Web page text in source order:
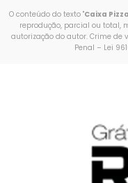
O conteúdo do texto "Caixa
reprodução, parcial ou total,
autorização do autor. Crime de
Penal – Lei